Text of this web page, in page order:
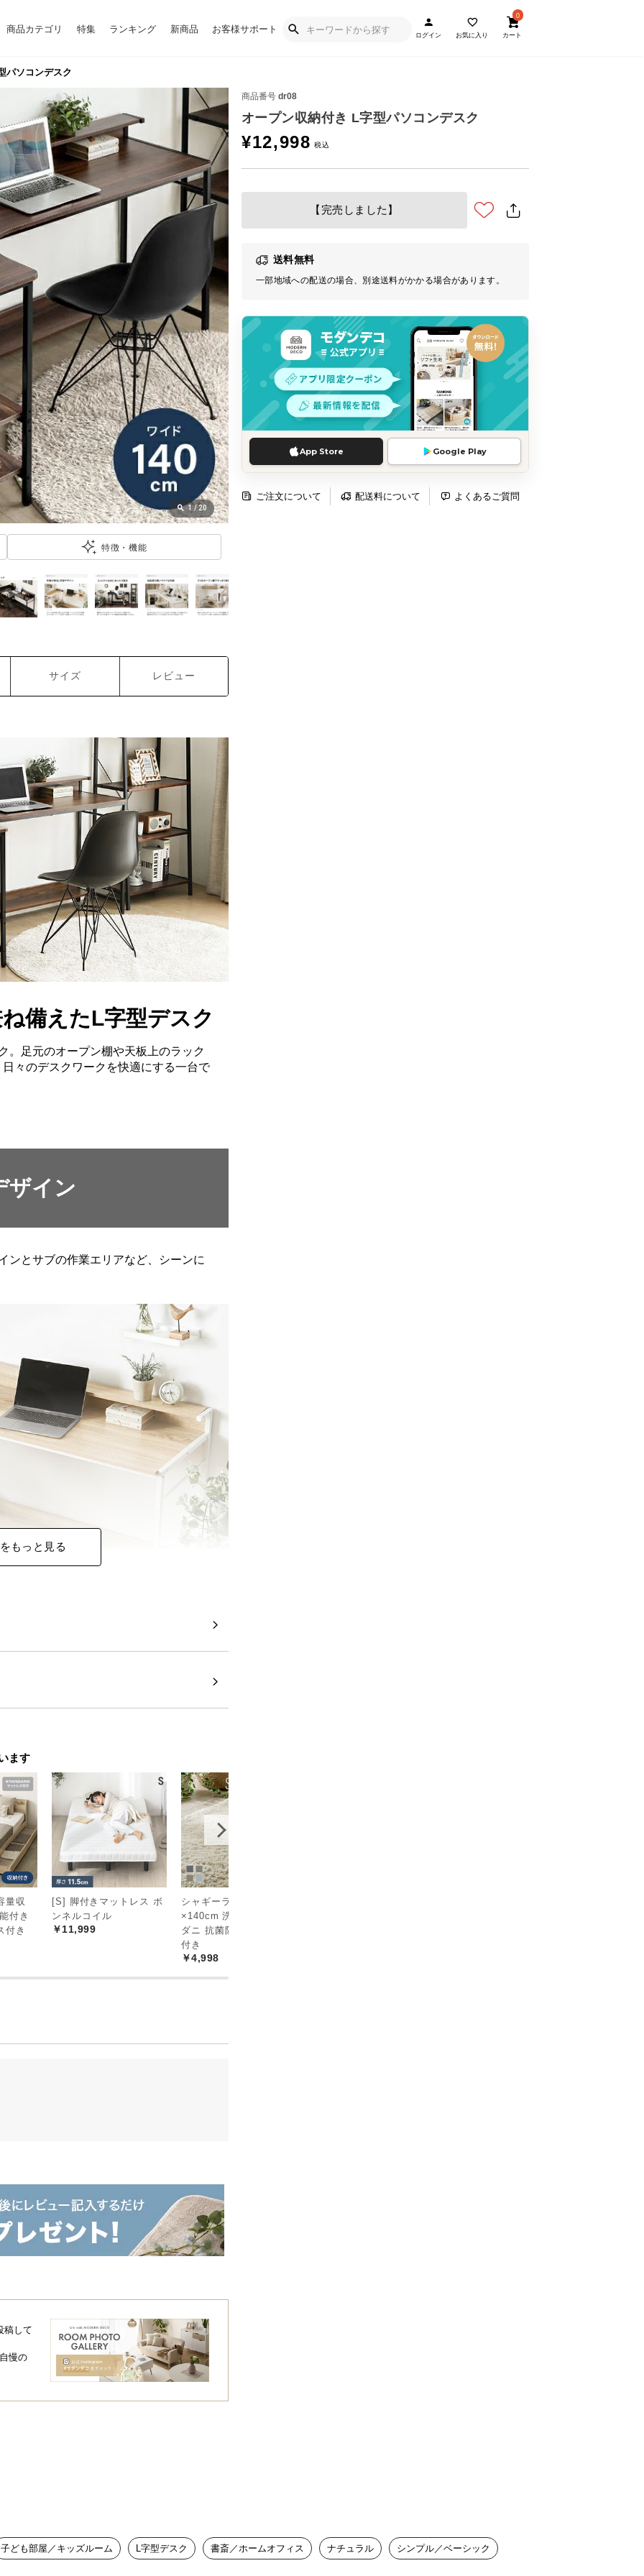
商品カテゴリ 特集 ランキング 新商品 お客様サポート
ログイン お気に入り
0
カート
パソコンデスク
商品番号 dr08
オープン収納付き L字型パソコンデスク
¥12,998
【完売しました】
送料無料
一部地域への配送の場合、別途送料がかかる場合があります。
App Store Google Play
ご注文について 配送料について よくあるご質問
1/20
特徴・機能
サイズ レビュー
備えたL字型デスク
。足元のオープン棚や天板上のラック
々のデスクワークを快適にする一台で
ザイン
ンとサブの作業エリアなど、シーンに
ったり設計
な天板
板。PCを見ながら資料を広げたり、P
もっと見る
ます
量収
付き
付き
[S] 脚付きマットレス ボ
ンネルコイル
￥11,999
シャギーラグ 長方形 200
×140cm 洗える 防音 防
ダニ 抗菌防臭 滑り止め
付き
￥4,998
稿して
慢の
子ども部屋／キッズルーム L字型デスク 書斎／ホームオフィス ナチュラル シンプル／ベーシック